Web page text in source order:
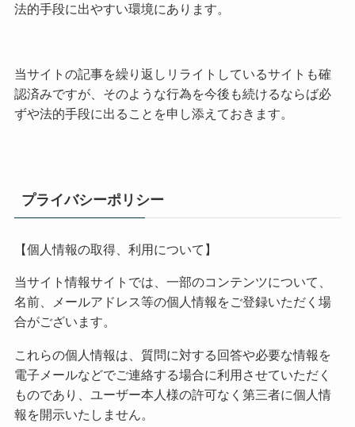
法的手段に出やすい環境にあります。
当サイトの記事を繰り返しリライトしているサイトも確
認済みですが、そのような行為を今後も続けるならば必
ずや法的手段に出ることを申し添えておきます。
プライバシーポリシー
【個人情報の取得、利用について】
当サイト情報サイトでは、一部のコンテンツについて、
名前、メールアドレス等の個人情報をご登録いただく場
合がございます。
これらの個人情報は、質問に対する回答や必要な情報を
電子メールなどでご連絡する場合に利用させていただく
ものであり、ユーザー本人様の許可なく第三者に個人情
報を開示いたしません。